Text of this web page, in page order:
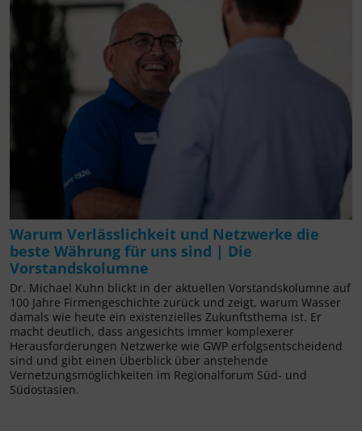
Warum Verlässlichkeit und Netzwerke die
beste Währung für uns sind | Die
Vorstandskolumne
Dr. Michael Kuhn blickt in der aktuellen Vorstandskolumne auf
100 Jahre Firmengeschichte zurück und zeigt, warum Wasser
damals wie heute ein existenzielles Zukunftsthema ist. Er
macht deutlich, dass angesichts immer komplexerer
Herausforderungen Netzwerke wie GWP erfolgsentscheidend
sind und gibt einen Überblick über anstehende
Vernetzungsmöglichkeiten im Regionalforum Süd- und
Südostasien.